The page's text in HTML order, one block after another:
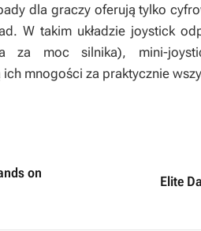
dla graczy oferują tylko
W takim układzie joystick
za moc silnika), mini-
mnogości za praktycznie
on
Elite